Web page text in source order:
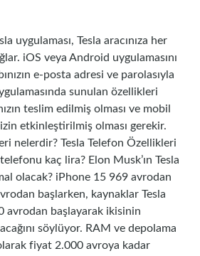
uygulaması, Tesla aracınıza her
iOS veya Android uygulamasını
e-posta adresi ve parolasıyla
sunulan özellikleri
teslim edilmiş olması ve mobil
etkinleştirilmiş olması gerekir.
nelerdir? Tesla Telefon Özellikleri
telefonu kaç lira? Elon Musk’ın Tesla
olacak? iPhone 15 969 avrodan
başlarken, kaynaklar Tesla
avrodan başlayarak ikisinin
söylüyor. RAM ve depolama
fiyat 2.000 avroya kadar